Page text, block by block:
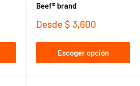
Beef® brand
Precio
venta
Desde $ 3,600
Escoger opción